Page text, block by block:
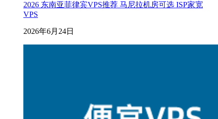
2026 东南亚菲律宾VPS推荐 马尼拉机房可选 ISP家宽
VPS
2026年6月24日